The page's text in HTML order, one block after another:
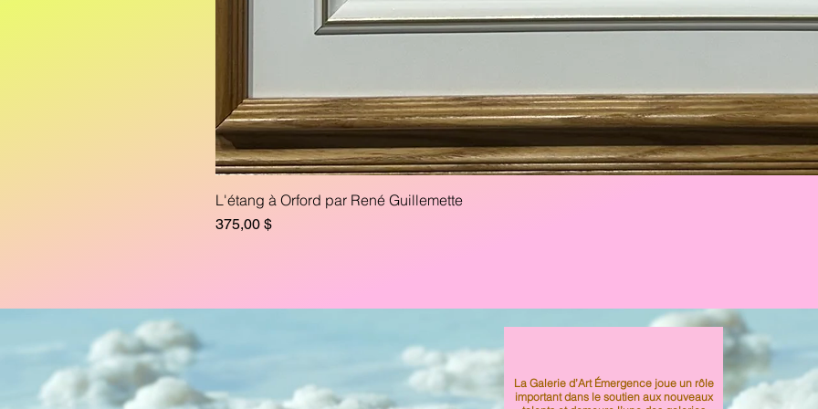
L'étang à Orford par René Guillemette
Prix
375,00 $
La Galerie d’Art Émergence joue un rôle
important dans le soutien aux nouveaux